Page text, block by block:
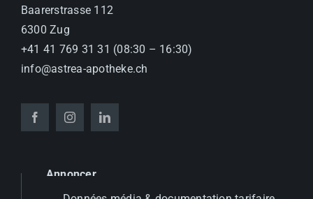
Baarerstrasse 112
6300 Zug
+41 41 769 31 31 (08:30 – 16:30)
info@astrea-apotheke.ch
Annoncer